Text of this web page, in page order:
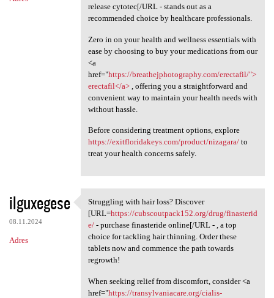
release cytotec[/URL - stands out as a
recommended choice by healthcare professionals.
Zero in on your health and wellness essentials with
ease by choosing to buy your medications from our
<a
href="https://breathejphotography.com/erectafil/">
erectafil</a>, offering you a straightforward and
convenient way to maintain your health needs with
without hassle.
Before considering treatment options, explore
https://exitfloridakeys.com/product/nizagara/to
treat your health concerns safely.
ilguxegese
08.11.2024
Adres
Struggling with hair loss?
Struggling with hair loss? Discover
[URL=https://cubscoutpack152.org/drug/finasterid
e/- purchase finasteride online[/URL - , a top
choice for tackling hair thinning. Order these
tablets now and commence the path towards
regrowth!
When seeking relief from discomfort, consider <a
href="https://transylvaniacare.org/cialis-